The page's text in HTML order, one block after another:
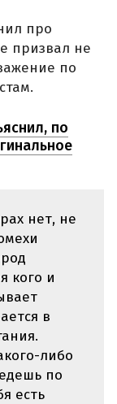
про
призвал не
по
по
нет, не
кого и
в
либо
по
есть